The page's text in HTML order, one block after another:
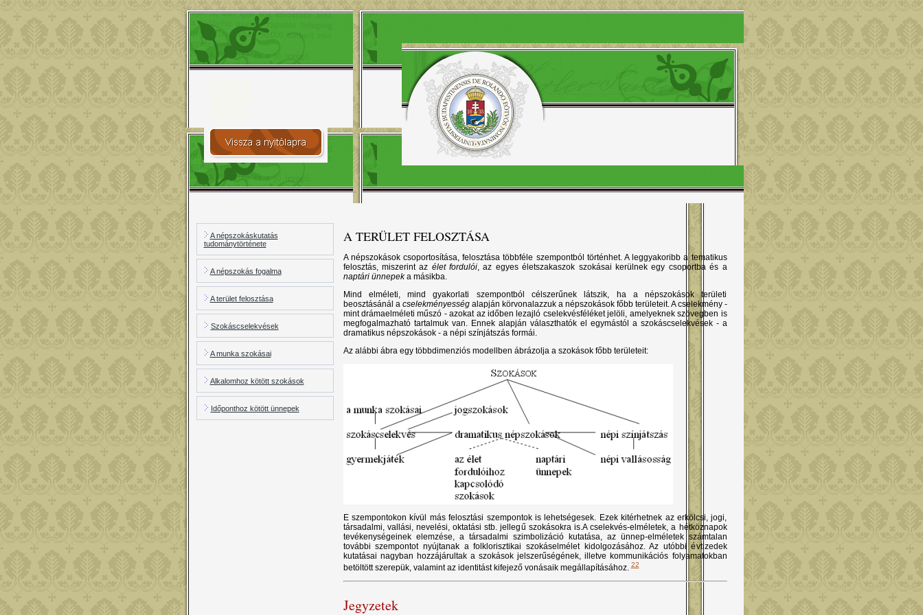
A népszokáskutatás
tudománytörténete
A népszokás fogalma
A terület felosztása
Szokáscselekvések
A munka szokásai
Alkalomhoz kötött szokások
Időponthoz kötött ünnepek
A TERÜLET FELOSZTÁSA
A népszokások csoportosítása, felosztása többféle szempontból történhet. A leggyakoribb a tematikus
felosztás, miszerint az élet fordulói, az egyes életszakaszok szokásai kerülnek egy csoportba és a
naptári ünnepeka másikba.
Mind elméleti, mind gyakorlati szempontból célszerűnek látszik, ha a népszokások területi
beosztásánál a cselekményességalapján körvonalazzuk a népszokások főbb területeit. A cselekmény -
mint drámaelméleti műszó - azokat az időben lezajló cselekvésféléket jelöli, amelyeknek szövegben is
megfogalmazható tartalmuk van. Ennek alapján választhatók el egymástól a szokáscselekvések - a
dramatikus népszokások - a népi színjátszás formái.
Az alábbi ábra egy többdimenziós modellben ábrázolja a szokások főbb területeit:
E szempontokon kívül más felosztási szempontok is lehetségesek. Ezek kitérhetnek az erkölcsi, jogi,
társadalmi, vallási, nevelési, oktatási stb. jellegű szokásokra is.A cselekvés-elméletek, a hétköznapok
tevékenységeinek elemzése, a társadalmi szimbolizáció kutatása, az ünnep-elméletek számtalan
további szempontot nyújtanak a folklorisztikai szokáselmélet kidolgozásához. Az utóbbi évtizedek
kutatásai nagyban hozzájárultak a szokások jelszerűségének, illetve kommunikációs folyamatokban
betöltött szerepük, valamint az identitást kifejező vonásaik megállapításához.22
Jegyzetek